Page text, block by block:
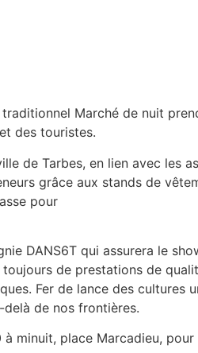
Marché de nuit
des touristes.
de Tarbes, en lien avec les
grâce aux stands de
pour
DANS6T qui assurera le
de prestations de
Fer de lance des cultures
de nos frontières.
minuit, place Marcadieu,